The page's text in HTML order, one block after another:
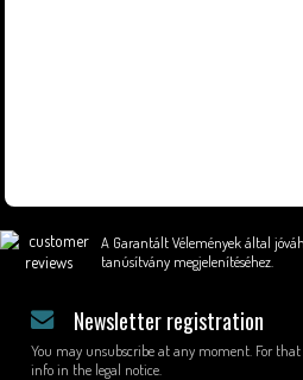
A Garantált Vélemények által
tanúsítvány megjelenítéséhez
Newsletter registration
You may unsubscribe at any moment. For
info in the legal notice.